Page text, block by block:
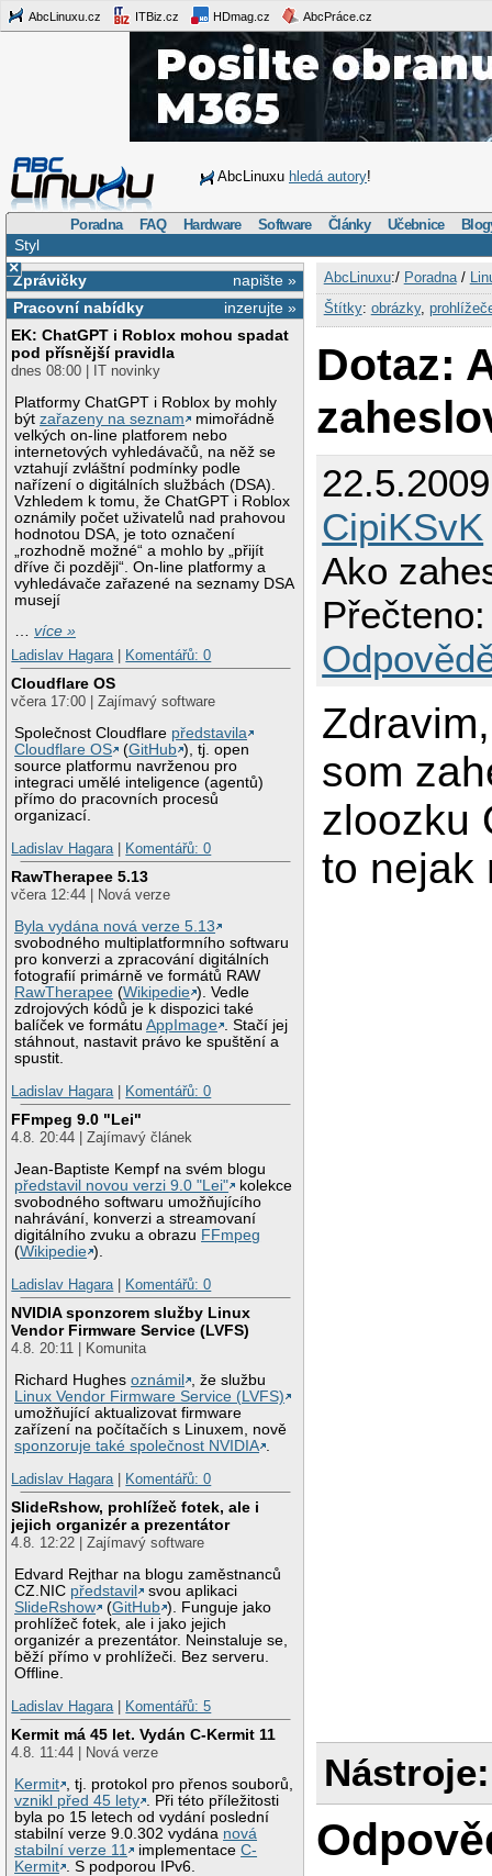
AbcLinuxu.cz ITBiz.cz HDmag.cz AbcPráce.cz
AbcLinuxu hledá autory!
Poradna FAQ Hardware Software Články Učebnice
Styl
×
napište »
Zprávičky
inzerujte »
Pracovní nabídky
EK: ChatGPT i Roblox mohou spadat
pod přísnější pravidla
dnes 08:00 | IT novinky
Platformy ChatGPT i Roblox by mohly
býtzařazeny na seznam
mimořádně
velkých on-line platforem nebo
internetových vyhledávačů, na něž se
vztahují zvláštní podmínky podle
nařízení o digitálních službách (DSA).
Vzhledem k tomu, že ChatGPT i Roblox
oznámily počet uživatelů nad prahovou
hodnotou DSA, je toto označení
„rozhodně možné“ a mohlo by „přijít
dříve či později“. On-line platformy a
vyhledávače zařazené na seznamy DSA
musejí
…více »
Ladislav Hagara
Komentářů: 0
Cloudflare OS
včera 17:00 | Zajímavý software
Společnost Cloudflare představila
Cloudflare OS
(GitHub ), tj. open
source platformu navrženou pro
integraci umělé inteligence (agentů)
přímo do pracovních procesů
organizací.
Ladislav Hagara
Komentářů: 0
RawTherapee 5.13
včera 12:44 | Nová verze
Byla vydána nová verze 5.13
svobodného multiplatformního softwaru
pro konverzi a zpracování digitálních
fotografií primárně ve formátů RAW
RawTherapee (Wikipedie ). Vedle
zdrojových kódů je k dispozici také
balíček ve formátuAppImage . Stačí jej
stáhnout, nastavit právo ke spuštění a
spustit.
Ladislav Hagara
Komentářů: 0
FFmpeg 9.0 "Lei"
4.8. 20:44 | Zajímavý článek
Jean-Baptiste Kempf na svém blogu
představil novou verzi 9.0 "Lei"
kolekce
svobodného softwaru umožňujícího
nahrávání, konverzi a streamovaní
digitálního zvuku a obrazu FFmpeg
(Wikipedie ).
Ladislav Hagara
Komentářů: 0
NVIDIA sponzorem služby Linux
Vendor Firmware Service (LVFS)
4.8. 20:11 | Komunita
Richard Hughesoznámil
, že službu
Linux Vendor Firmware Service (LVFS)
umožňující aktualizovat firmware
zařízení na počítačích s Linuxem, nově
sponzoruje také společnost NVIDIA .
Ladislav Hagara | Komentářů: 0
SlideRshow, prohlížeč fotek, ale i
jejich organizér a prezentátor
4.8. 12:22 | Zajímavý software
Edvard Rejthar na blogu zaměstnanců
CZ.NIC představil
svou aplikaci
SlideRshow
(GitHub ). Funguje jako
prohlížeč fotek, ale i jako jejich
organizér a prezentátor. Neinstaluje se,
běží přímo v prohlížeči. Bez serveru.
Offline.
Ladislav Hagara | Komentářů: 5
Kermit má 45 let. Vydán C-Kermit 11
4.8. 11:44 | Nová verze
Kermit , tj. protokol pro přenos souborů,
vznikl před 45 lety . Při této příležitosti
byla po 15 letech od vydání poslední
stabilní verze 9.0.302 vydána nová
stabilní verze 11
implementaceC-
Kermit . S podporou IPv6.
AbcLinuxu:/ Poradna/
Štítky: obrázky,
Dotaz:
CipiKSvK
Ako
som
zloozku
to nejak
Nástroje: